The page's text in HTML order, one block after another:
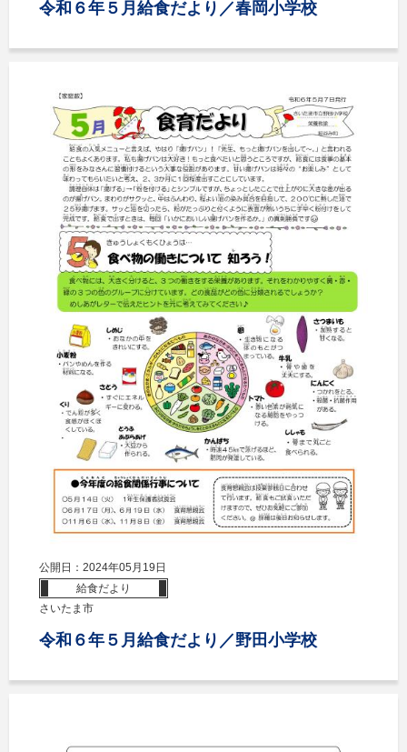
令和６年５月給食だより／春岡小学校
公開日：2024年05月19日
給食だより
さいたま市
令和６年５月給食だより／野田小学校